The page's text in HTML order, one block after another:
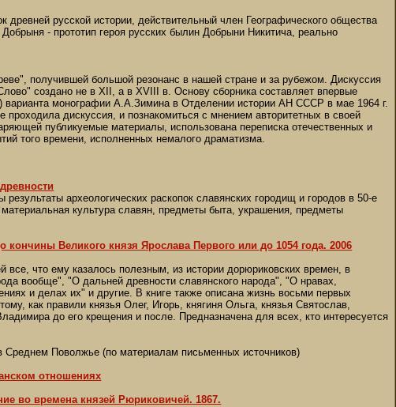
древней русской истории, действительный член Географического общества
- прототип героя русских былин Добрыни Никитича, реально
получившей большой резонанс в нашей стране и за рубежом. Дискуссия
создано не в XII, а в XVIII в. Основу сборника составляет впервые
варианта монографии А.А.Зимина в Отделении истории АН СССР в мае 1964 г.
дискуссия, и познакомиться с мнением авторитетных в своей
публикуемые материалы, использована переписка отечественных и
того времени, исполненных немалого драматизма.
археологических раскопок славянских городищ и городов в 50-е
культура славян, предметы быта, украшения, предметы
Великого князя Ярослава Первого или до 1054 года. 2006
что ему казалось полезным, из истории дорюриковских времен, в
вообще", "О дальней древности славянского народа", "О нравах,
и делах их" и другие. В книге также описана жизнь восьми первых
как правили князья Олег, Игорь, княгиня Ольга, князья Святослав,
до его крещения и после. Предназначена для всех, кто интересуется
Среднем Поволжье (по материалам письменных источников)
отношениях
во времена князей Рюриковичей. 1867.